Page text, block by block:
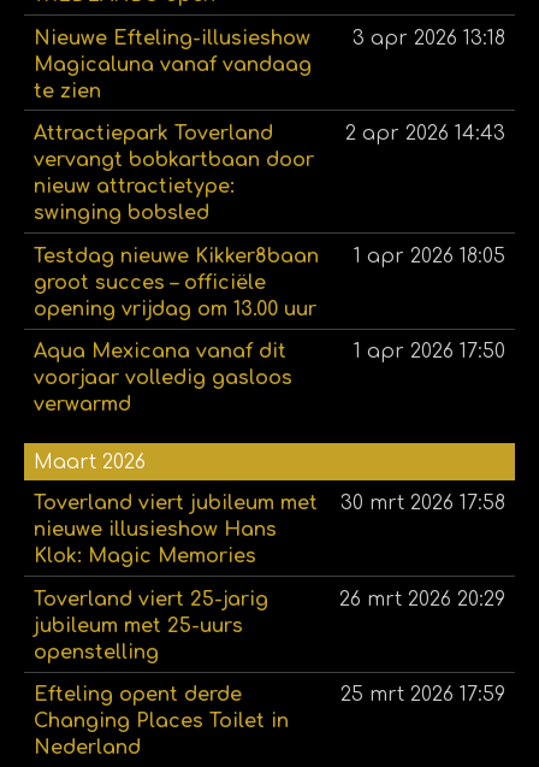
Nieuwe Efteling-illusieshow
Magicaluna vanaf vandaag
te zien
3 apr 2026 13:18
Attractiepark Toverland
vervangt bobkartbaan door
nieuw attractietype:
swinging bobsled
2 apr 2026 14:43
Testdag nieuwe Kikker8baan
groot succes – officiële
opening vrijdag om 13.00 uur
1 apr 2026 18:05
Aqua Mexicana vanaf dit
voorjaar volledig gasloos
verwarmd
1 apr 2026 17:50
Maart 2026
Toverland viert jubileum met
nieuwe illusieshow Hans
Klok: Magic Memories
30 mrt 2026 17:58
Toverland viert 25-jarig
jubileum met 25-uurs
openstelling
26 mrt 2026 20:29
Efteling opent derde
Changing Places Toilet in
Nederland
25 mrt 2026 17:59